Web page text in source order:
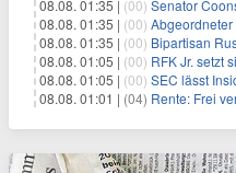
08.08. 01:35 | (00) Senator Coons
08.08. 01:35 | (00) Abgeordneter Dusty Johnson
08.08. 01:35 | (00) Bipartisan Russland-
08.08. 01:05 | (00) RFK Jr. setzt sich für
08.08. 01:05 | (00) SEC lässt Insider-
08.08. 01:01 | (04) Rente: Frei